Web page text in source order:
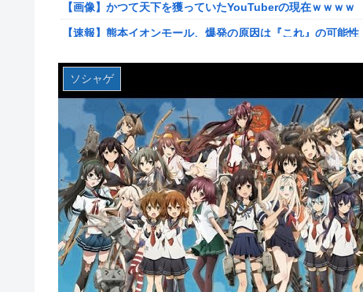
【ROBOT魂】 88,000のミーティアが二次も即完売なの大
ブラッドボーン全クリしたんだが
【画像】田中みな実さん、妊娠中とは思えないヒール姿で登
ワイ手取り15万正社員→副業でウーバーやってるんやが金が
株式投資、若年男性の自信喪失の原因に-6割超が「人生の敗
【緊急】お笑いジャングルポケット斉藤慎二被告に懲役7
【ウマ娘】セイちゃんの攻撃力を見よ！！！
【悲報】人気配信者「はっきり言う、ジャングリア沖縄ほ
海外「全部日本の真似だったのか…」 日本の普通のテレビ
【艦これ】これがラ級ちゃんの水着modeか・・・！
【画像】かつて天下を獲っていたYouTuberの現在ｗｗｗｗ
【速報】熊本イオンモール、爆発の原因は『これ』の可能性
【悲報】有名漫画家、がんを公表「大腸癌になってしまい
伊勢鈴蘭さん、コカ・コーラ愛を全力アピール！
無期懲役、去年の仮釈放わずか４人…もう実質終身刑だった
【画像】田中みな実さん、妊娠中とは思えないヒール姿で登
【画像】令和最新版のあのちゃん、可愛過ぎてワイらにブッ
【画像】日焼け口リの締まったお尻っていいよね！ｗｗｗｗ
熊本･八代港で自衛隊の「病院船」が医療提供開始、診察と
【悲報】コメ農家「高市総理には愛想尽かした」売値は生
ソシャゲ